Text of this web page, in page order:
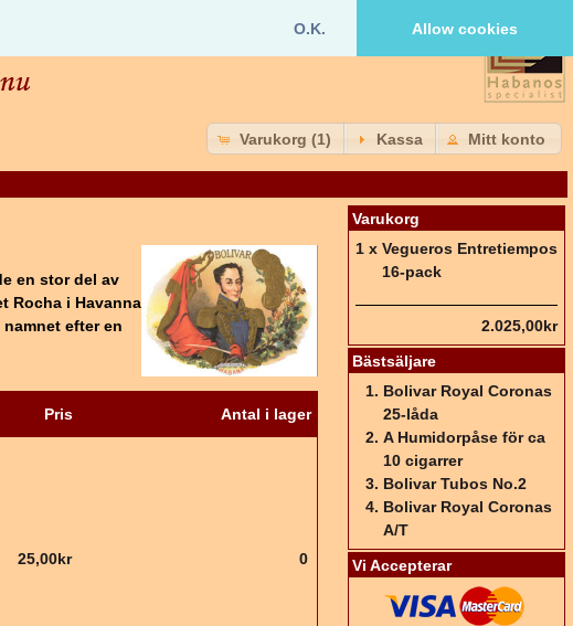
O.K. Allow cookies
Varukorg (1) Kassa Mitt konto
en stor del av
Rocha i Havanna
efter en
Pris Antal i lager
25,00kr 0
Varukorg
1 x Vegueros Entretiempos
16-pack
2.025,00kr
Bästsäljare
Bolivar Royal Coronas
25-låda
A Humidorpåse för ca
10 cigarrer
Bolivar Tubos No.2
Bolivar Royal Coronas
A/T
Vi Accepterar